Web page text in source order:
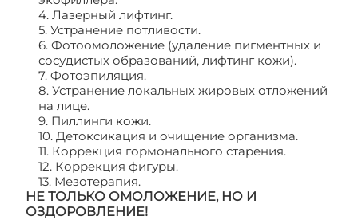
4. Лазерный лифтинг.
5. Устранение потливости.
6. Фотоомоложение (удаление пигментных и
сосудистых образований, лифтинг кожи).
7. Фотоэпиляция.
8. Устранение локальных жировых отложений
на лице.
9. Пиллинги кожи.
10. Детоксикация и очищение организма.
11. Коррекция гормонального старения.
12. Коррекция фигуры.
13. Мезотерапия.
НЕ ТОЛЬКО ОМОЛОЖЕНИЕ, НО И
ОЗДОРОВЛЕНИЕ!